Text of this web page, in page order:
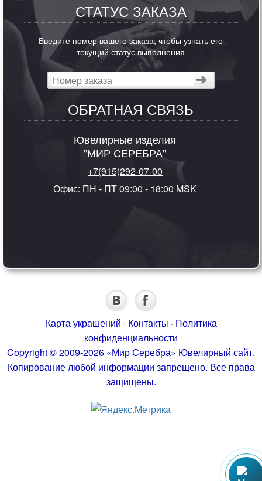
СТАТУС ЗАКАЗА
Введите номер вашего заказа, чтобы узнать его
текущий статус выполнения
ОБРАТНАЯ СВЯЗЬ
Ювелирные изделия
"МИР СЕРЕБРА"
+7(915)292-07-00
Офис: ПН - ПТ 09:00 - 18:00 MSK
Карта украшений · Контакты · Политика
конфиденциальности
Copyright © 2009-2026 «Мир Серебра» Ювелирный сайт.
Копирование любой информации запрещено. Все права
защищены.